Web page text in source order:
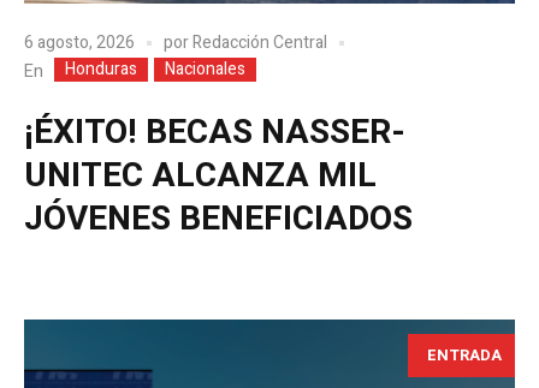
6 agosto, 2026 porRedacción Central
En
Honduras Nacionales
¡ÉXITO! BECAS NASSER-
UNITEC ALCANZA MIL
JÓVENES BENEFICIADOS
ENTRADA